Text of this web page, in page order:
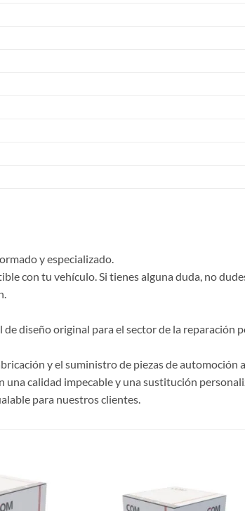
y especializado.
con tu vehículo. Si tienes alguna duda, no
diseño original para el sector de la reparación
y el suministro de piezas de automoción
calidad impecable y una sustitución
para nuestros clientes.